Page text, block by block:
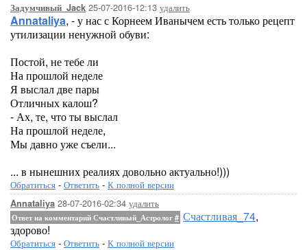
Задумчивый_Jack 25-07-2016-12:13 удалить
Annataliya, - у нас с Корнеем Иванычем есть только рецепт
утилизации ненужной обуви:
Постой, не тебе ли
На прошлой неделе
Я выслал две пары
Отличных калош?
- Ах, те, что ты выслал
На прошлой неделе,
Мы давно уже съели...
... в нынешних реалиях довольно актуально!)))
Обратиться - Ответить - К полной версии
Annataliya 28-07-2016-02:34 удалить
Ответ на комментарий Счастливый_Астролог # Счастливая_74,
здорово!
Обратиться - Ответить - К полной версии